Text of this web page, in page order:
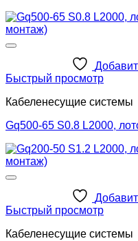
Быстрый просмотр
Кабеленесущие системы
Gq500-65 S0.8 L2000,
Быстрый просмотр
Кабеленесущие системы